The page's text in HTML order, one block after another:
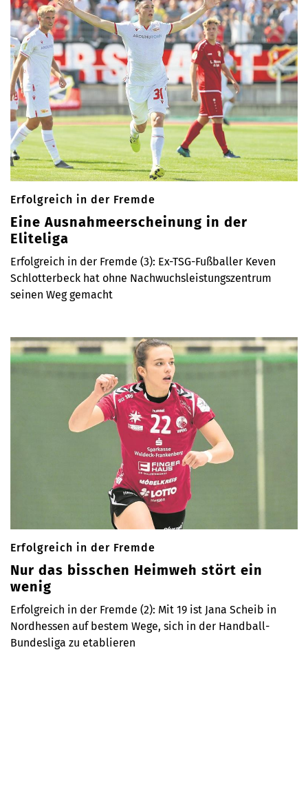
Erfolgreich in der Fremde
Eine Ausnahmeerscheinung in der
Eliteliga
Erfolgreich in der Fremde (3): Ex-TSG-Fußballer Keven
Schlotterbeck hat ohne Nachwuchsleistungszentrum
seinen Weg gemacht
Erfolgreich in der Fremde
Nur das bisschen Heimweh stört ein
wenig
Erfolgreich in der Fremde (2): Mit 19 ist Jana Scheib in
Nordhessen auf bestem Wege, sich in der Handball-
Bundesliga zu etablieren